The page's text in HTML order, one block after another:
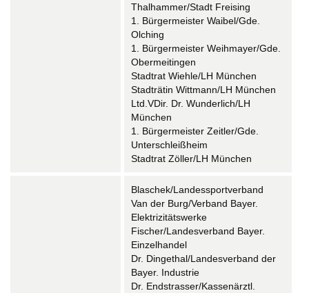
Thalhammer/Stadt Freising
1. Bürgermeister Waibel/Gde.
Olching
1. Bürgermeister Weihmayer/Gde.
Obermeitingen
Stadtrat Wiehle/LH München
Stadträtin Wittmann/LH München
Ltd.VDir. Dr. Wunderlich/LH
München
1. Bürgermeister Zeitler/Gde.
Unterschleißheim
Stadtrat Zöller/LH München
Blaschek/Landessportverband
Van der Burg/Verband Bayer.
Elektrizitätswerke
Fischer/Landesverband Bayer.
Einzelhandel
Dr. Dingethal/Landesverband der
Bayer. Industrie
Dr. Endstrasser/Kassenärztl.